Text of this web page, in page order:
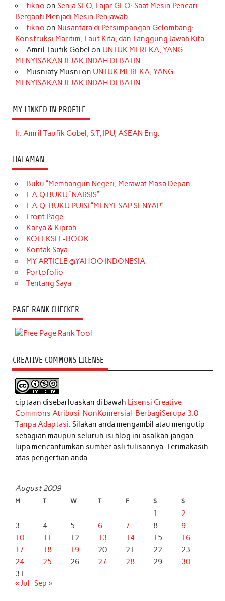
tikno on Senja SEO, Fajar GEO: Saat Mesin Pencari
Berganti Menjadi Mesin Penjawab
tikno on Nusantara di Persimpangan Gelombang:
Konstruksi Maritim, Laut Kita, dan Tanggung Jawab Kita
Amril Taufik Gobel on UNTUK MEREKA, YANG
MENYISAKAN JEJAK INDAH DI BATIN
Musniaty Musni on UNTUK MEREKA, YANG
MENYISAKAN JEJAK INDAH DI BATIN
MY LINKED IN PROFILE
Ir. Amril Taufik Gobel, S.T, IPU, ASEAN Eng.
HALAMAN
Buku “Membangun Negeri, Merawat Masa Depan
F.A.Q BUKU “NARSIS”
F.A.Q. BUKU PUISI “MENYESAP SENYAP”
Front Page
Karya & Kiprah
KOLEKSI E-BOOK
Kontak Saya
MY ARTICLE @YAHOO INDONESIA
Portofolio
Tentang Saya
PAGE RANK CHECKER
CREATIVE COMMONS LICENSE
ciptaan disebarluaskan di bawah Lisensi Creative
Commons Atribusi-NonKomersial-BerbagiSerupa 3.0
Tanpa Adaptasi. Silakan anda mengambil atau mengutip
sebagian maupun seluruh isi blog ini asalkan jangan
lupa mencantumkan sumber asli tulisannya. Terimakasih
atas pengertian anda
August 2009
M T W T F S S
1
2
3
4 5 6 7 8
9
10
11 12 13 14 15
16
17
18 19 20 21 22
23
24
25 26 27 28 29
30
31
« Jul Sep »